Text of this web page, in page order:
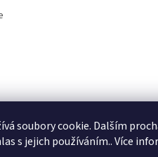
soubory cookie. Dalším
s jejich používáním.. Více
sociálních sítích